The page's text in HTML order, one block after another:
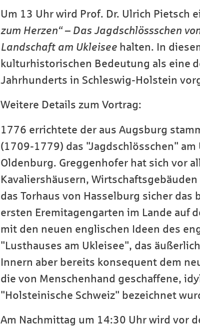
Um 13 Uhr wird Prof. Dr. Ulrich Pietsch
zum Herzen“ – Das Jagdschlössschen
Landschaft am Ukleisee halten. In
kulturhistorischen Bedeutung als eine
Jahrhunderts in Schleswig-Holstein
Weitere Details zum Vortrag:
1776 errichtete der aus Augsburg
(1709-1779) das "Jagdschlösschen"
Oldenburg. Greggenhofer hat sich vor
Kavaliershäusern,
das Torhaus von Hasselburg sicher
ersten Eremitagengarten im Lande auf
mit den neuen englischen Ideen des
"Lusthauses am Ukleisee", das
Innern aber bereits konsequent dem
die von Menschenhand geschaffene,
"Holsteinische Schweiz" bezeichnet
Am Nachmittag um 14:30 Uhr wird vor